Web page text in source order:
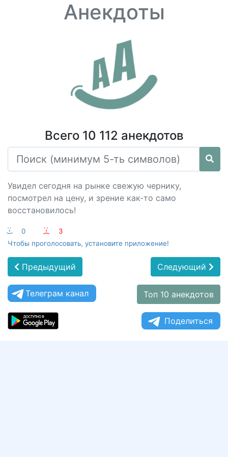
Анекдоты
Всего 10 112 анекдотов
Увидел сегодня на рынке свежую чернику,
посмотрел на цену, и зрение как-то само
восстановилось!
:-) 0 :-(
3
Чтобы проголосовать, установите приложение!
Предыдущий Следующий
Телеграм канал Топ 10 анекдотов
Поделиться